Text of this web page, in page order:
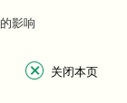
影响